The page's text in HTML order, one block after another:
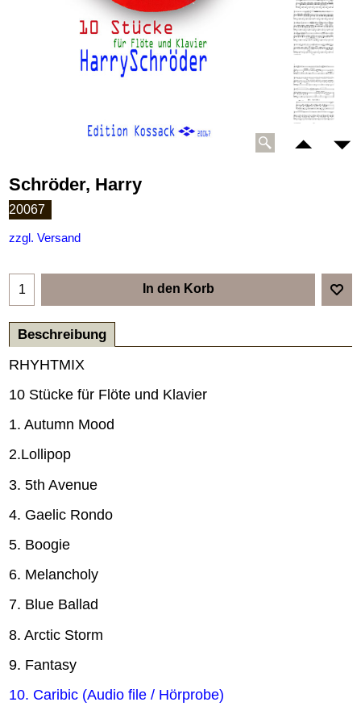
Schröder, Harry
20067
zzgl. Versand
In den Korb
Beschreibung
RHYHTMIX
10 Stücke für Flöte und Klavier
1. Autumn Mood
2.Lollipop
3. 5th Avenue
4. Gaelic Rondo
5. Boogie
6. Melancholy
7. Blue Ballad
8. Arctic Storm
9. Fantasy
10. Caribic (Audio file / Hörprobe)